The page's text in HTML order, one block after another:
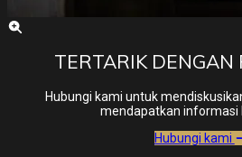
TERTARIK DENGAN
Hubungi kami untuk
mendapatkan informasi
Hubungi kami